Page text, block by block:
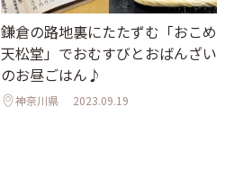
鎌倉の路地裏にたたずむ「おこめ
天松堂」でおむすびとおばんざい
のお昼ごはん♪
神奈川県 2023.09.19